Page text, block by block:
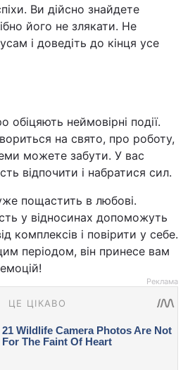
Ви дійсно знайдете
його не злякати. Не
і доведіть до кінця усе
обіцяють неймовірні події.
на свято, про роботу,
можете забути. У вас
відпочити і набратися сил.
пощастить в любові.
у відносинах допоможуть
комплексів і повірити у себе.
періодом, він принесе вам
Реклама